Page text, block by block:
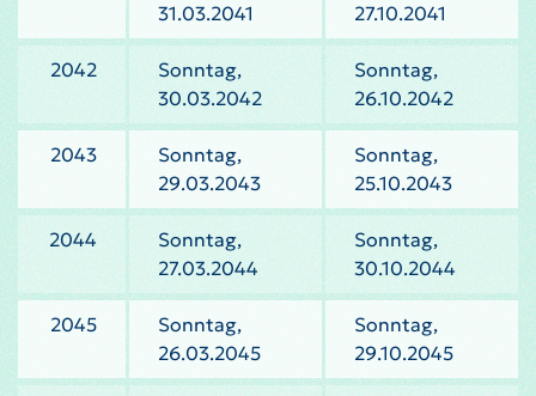
31.03.2041
27.10.2041
2042
Sonntag,
30.03.2042
Sonntag,
26.10.2042
2043
Sonntag,
29.03.2043
Sonntag,
25.10.2043
2044
Sonntag,
27.03.2044
Sonntag,
30.10.2044
2045
Sonntag,
26.03.2045
Sonntag,
29.10.2045